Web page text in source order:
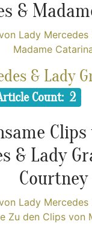
&
Lady Mercedes
Madame
& Lady
Count: 2
& Lady
Courtney
Lady Mercedes
Zu den Clips von